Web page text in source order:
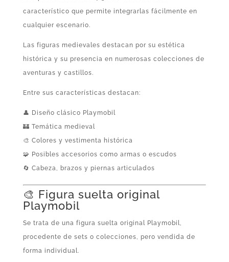
característico que permite integrarlas fácilmente en
cualquier escenario.
Las figuras medievales destacan por su estética
histórica y su presencia en numerosas colecciones de
aventuras y castillos.
Entre sus características destacan:
👤 Diseño clásico Playmobil
🏰 Temática medieval
🎨 Colores y vestimenta histórica
🧩 Posibles accesorios como armas o escudos
🔄 Cabeza, brazos y piernas articulados
🎨 Figura suelta original
Playmobil
Se trata de una figura suelta original Playmobil,
procedente de sets o colecciones, pero vendida de
forma individual.